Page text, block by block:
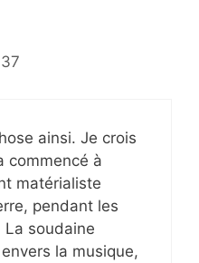
ainsi. Je crois
commencé à
matérialiste
pendant les
La soudaine
la musique,